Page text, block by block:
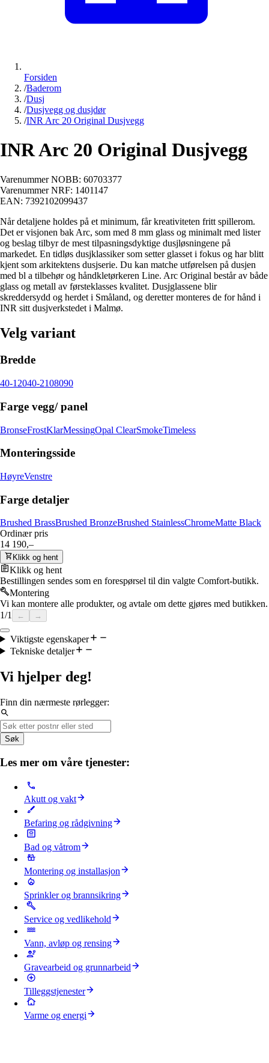
Forsiden
/Baderom
/Dusj
/Dusjvegg og dusjdør
/INR Arc 20 Original Dusjvegg
INR Arc 20 Original Dusjvegg
Varenummer NOBB: 60703377
Varenummer NRF: 1401147
EAN: 7392102099437
Når detaljene holdes på et minimum, får kreativiteten fritt spillerom.
Det er visjonen bak Arc, som med 8 mm glass og minimalt med lister
og beslag tilbyr de mest tilpasningsdyktige dusjløsningene på
markedet. En tidløs dusjklassiker som setter glasset i fokus og har blitt
kjent som arkitektens dusjserie. Du kan matche utførelsen på dusjen
med bl a tilbehør og håndkletørkeren Line. Arc Original består av både
glass og metall av førsteklasses kvalitet. Dusjglassene blir
skreddersydd og herdet i Småland, og deretter monteres de for hånd i
INR sitt dusjverkstedet i Malmø.
Velg variant
Bredde
40-12040-2108090
Farge vegg/ panel
BronseFrostKlarMessingOpal ClearSmokeTimeless
Monteringsside
HøyreVenstre
Farge detaljer
Brushed BrassBrushed BronzeBrushed StainlessChromeMatte Black
Ordinær pris
14 190,–
Klikk og hent
Klikk og hent
Bestillingen sendes som en forespørsel til din valgte Comfort-butikk.
Montering
Vi kan montere alle produkter, og avtale om dette gjøres med butikken.
1/1 ← →
Viktigste egenskaper
Tekniske detaljer
Vi hjelper deg!
Finn din nærmeste rørlegger:
Søk
Les mer om våre tjenester:
Akutt og vakt
Befaring og rådgivning
Bad og våtrom
Montering og installasjon
Sprinkler og brannsikring
Service og vedlikehold
Vann, avløp og rensing
Gravearbeid og grunnarbeid
Tilleggstjenester
Varme og energi